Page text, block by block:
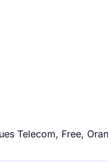
Telecom, Free,